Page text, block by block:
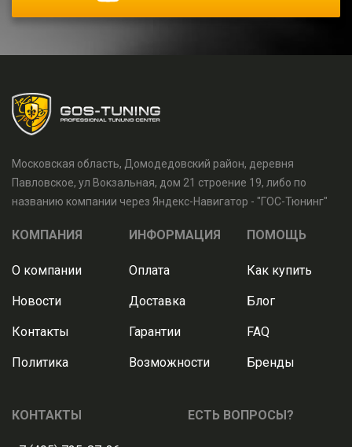
Московская область, Домодедовский район, деревня
Павловское, ул Вокзальная, дом 21 строение 19, либо по
названию компании через Яндекс-Навигатор - "ГОС-Тюнинг"
КОМПАНИЯ
О компании
Новости
Контакты
Политика
ИНФОРМАЦИЯ
Оплата
Доставка
Гарантии
Возможности
ПОМОЩЬ
Как купить
Блог
FAQ
Бренды
КОНТАКТЫ ЕСТЬ ВОПРОСЫ?